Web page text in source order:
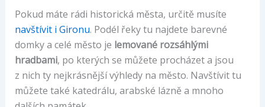
Pokud máte rádi historická města, určitě musíte
navštívit i Gironu. Podél řeky tu najdete barevné
domky a celé město je lemované rozsáhlými
hradbami, po kterých se můžete procházet a jsou
z nich ty nejkrásnější výhledy na město. Navštívit tu
můžete také katedrálu, arabské lázně a mnoho